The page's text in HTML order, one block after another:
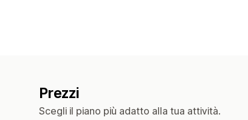
Prezzi
Scegli il piano più adatto alla tua attività.